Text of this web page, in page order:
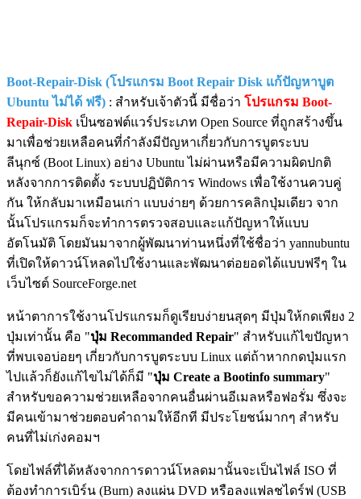
Boot-Repair-Disk (โปรแกรม Boot Repair Disk แก้ปัญหาบูต
Ubuntu ไม่ได้ ฟรี) : สำหรับเจ้าตัวนี้ มีชื่อว่า โปรแกรม Boot-
Repair-Disk เป็นซอฟต์แวร์ประเภท Open Source ที่ถูกสร้างขึ้น
มาเพื่อช่วยเหลือคนที่กำลังมีปัญหาเกี่ยวกับการบูตระบบ
ลีนุกซ์ (Boot Linux) อย่าง Ubuntu ไม่ผ่านหรือมีความผิดปกติ
หลังจากการติดตั้ง ระบบปฏิบัติการ Windows เพื่อใช้งานควบคู่
กัน ให้กลับมาเหมือนเก่า แบบง่ายๆ ด้วยการคลิกปุ่มเดียว จาก
นั้นโปรแกรมก็จะทำการตรวจสอบและแก้ปัญหาให้แบบ
อัตโนมัติ โดยมันมาจากผู้พัฒนาท่านหนึ่งที่ใช้ชื่อว่า yannubuntu
ที่เปิดให้ดาวน์โหลดไปใช้งานและพัฒนาต่อยอดได้แบบฟรีๆ ใน
เว็บไซต์ SourceForge.net
หน้าตาการใช้งานโปรแกรมก็ดูเรียบง่ายนสุดๆ มีปุ่มให้กดเพียง 2
ปุ่มเท่านั้น คือ "ปุ่ม Recommanded Repair" สำหรับแก้ไขปัญหา
ที่พบเจอบ่อยๆ เกี่ยวกับการบูตระบบ Linux แต่ถ้าหากกดปุ่มแรก
ไปแล้วก็ยังแก้ไขไม่ได้ก็มี "ปุ่ม Create a Bootinfo summary"
สำหรับขอความช่วยเหลือจากคนอื่นผ่านอีเมลหรือฟอรั่ม ซึ่งจะ
มีคนเข้ามาช่วยตอบคำถามให้อีกที มีประโยชน์มากๆ สำหรับ
คนที่ไม่เก่งคอมฯ
โดยไฟล์ที่ได้หลังจากการดาวน์โหลดมานั้นจะเป็นไฟล์ ISO ที่
ต้องทำการเบิร์น (Burn) ลงแผ่น DVD หรือลงแฟลชไดร์ฟ (USB